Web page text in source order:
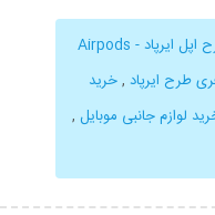
خرید هندزفری بلوتوث طرح اپل ایرپاد - Airpods
طرح ایرپاد ,خرید
لوازم جانبی موبایل ,